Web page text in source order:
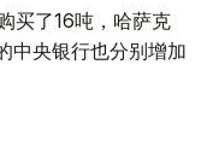
买了16吨，哈萨克
中央银行也分别增加